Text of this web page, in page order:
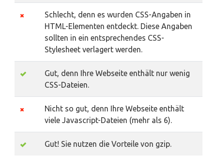
Schlecht, denn es wurden CSS-Angaben in
HTML-Elementen entdeckt. Diese Angaben
sollten in ein entsprechendes CSS-
Stylesheet verlagert werden.
Gut, denn Ihre Webseite enthält nur wenig
CSS-Dateien.
Nicht so gut, denn Ihre Webseite enthält
viele Javascript-Dateien (mehr als 6).
Gut! Sie nutzen die Vorteile von gzip.